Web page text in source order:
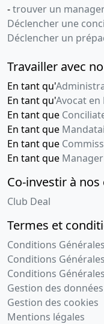
-trouver un
Déclencher une
Déclencher un
Travailler avec
En tant qu'
En tant qu'Avocat
En tant que
En tant que
En tant que
En tant que
Co-investir à nos
Club Deal
Termes et
Conditions
Conditions
Conditions
Gestion des
Gestion des cookies
Mentions légales